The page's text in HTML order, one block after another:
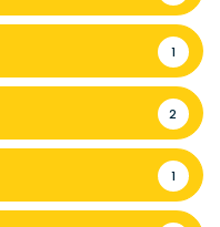
1
2
1